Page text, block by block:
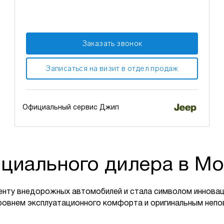
Заказать звонок
Записаться на визит в отдел продаж
Официальный сервис Джип
дилера в
внедорожных автомобилей и стала символом
эксплуатационного комфорта и оригинальным